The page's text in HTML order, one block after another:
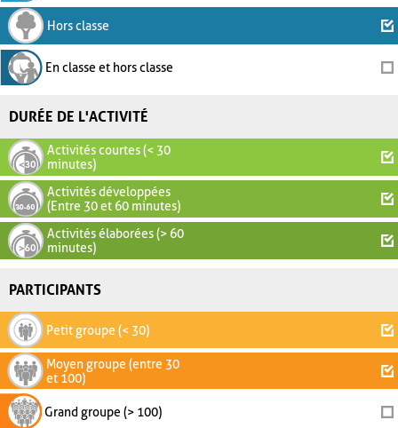
Hors classe
En classe et hors classe
DURÉE DE L'ACTIVITÉ
Activités courtes (< 30
minutes)
Activités développées
(Entre 30 et 60 minutes)
Activités élaborées (> 60
minutes)
PARTICIPANTS
Petit groupe (< 30)
Moyen groupe (entre 30
et 100)
Grand groupe (> 100)